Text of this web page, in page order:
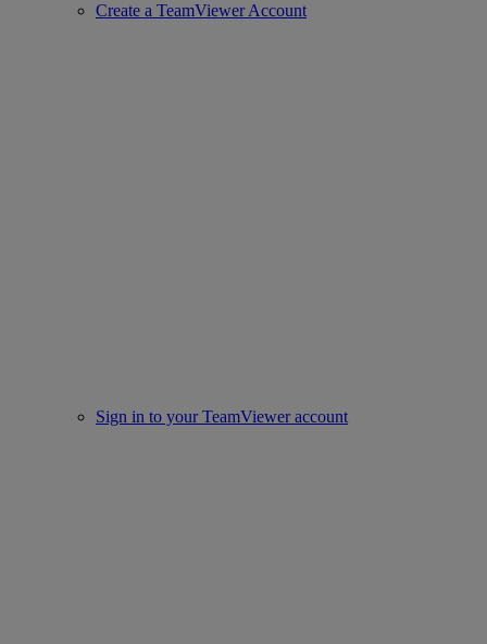
Create a TeamViewer Account
Sign in to your TeamViewer account